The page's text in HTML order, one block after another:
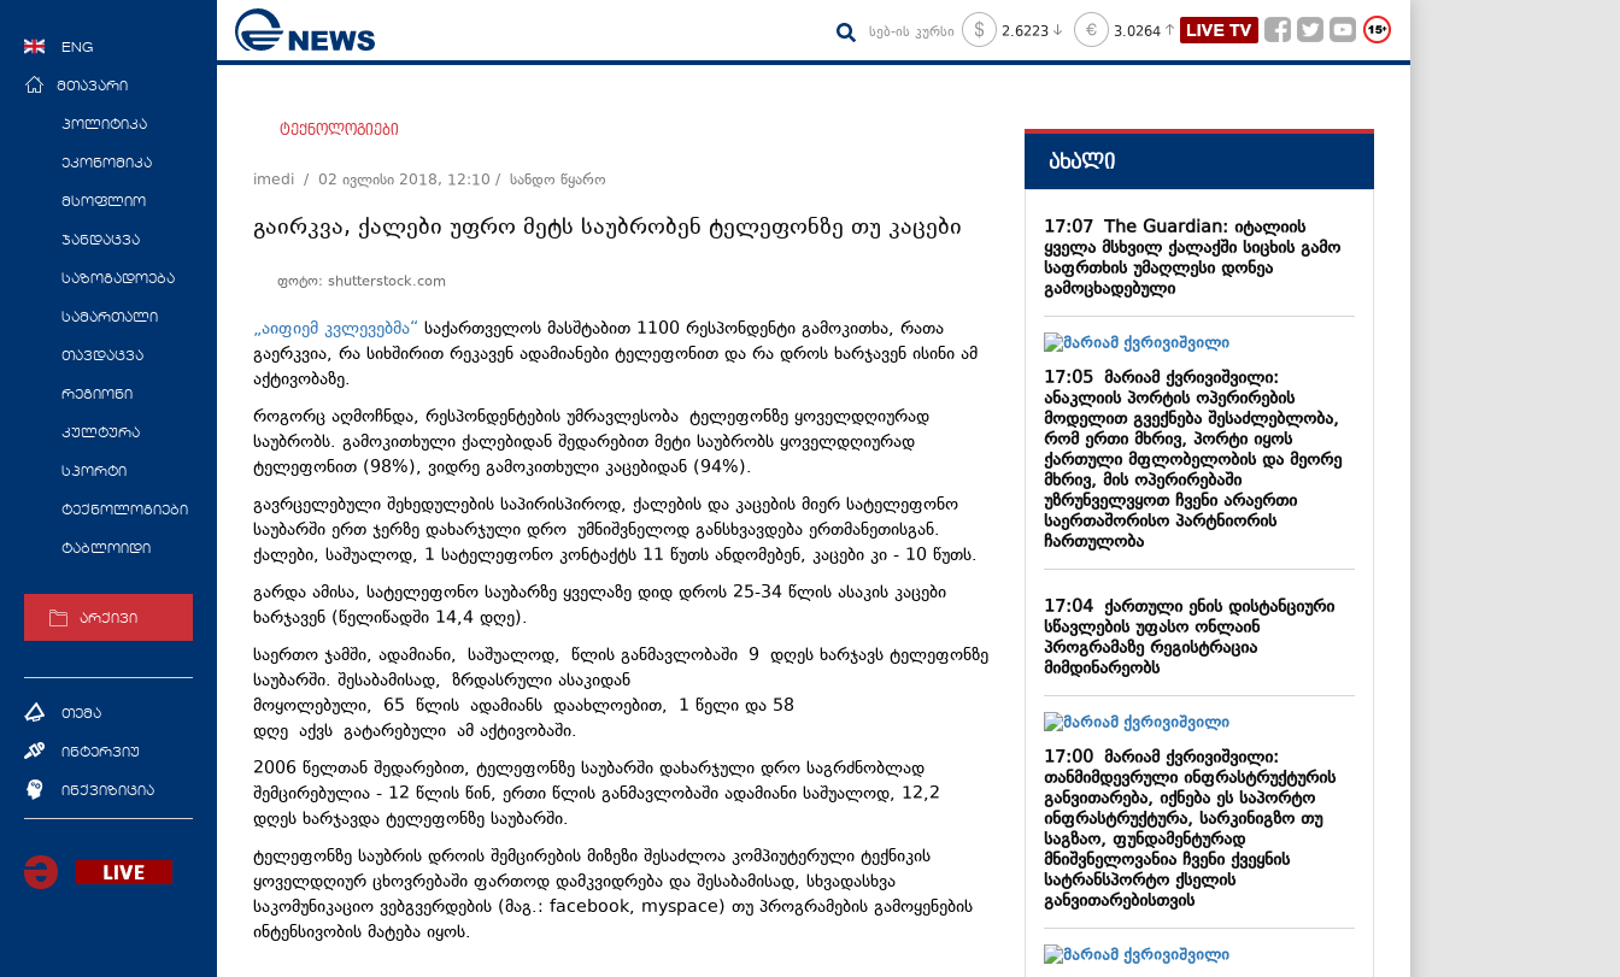
ENG
მთავარი
პოლიტიკა
ეკონომიკა
მსოფლიო
ჯანდაცვა
საზოგადოება
სამართალი
თავდაცვა
რეგიონი
კულტურა
სპორტი
ტექნოლოგიები
ტაბლოიდი
არქივი
თემა
ინტერვიუ
ინქვიზიცია
სებ-ის კურსი 2.6223 3.0264
ტექნოლოგიები
imedi / 02 ივლისი 2018, 12:10 / სანდო წყარო
გაირკვა, ქალები უფრო მეტს საუბრობენ ტელეფონზე თუ კაცები
ფოტო: shutterstock.com
„აიფიემ კვლევებმა“ საქართველოს მასშტაბით 1100 რესპონდენტი გამოკითხა, რათა
გაერკვია, რა სიხშირით რეკავენ ადამიანები ტელეფონით და რა დროს ხარჯავენ ისინი ამ
აქტივობაზე.
როგორც აღმოჩნდა, რესპონდენტების უმრავლესობა ტელეფონზე ყოველდღიურად
საუბრობს. გამოკითხული ქალებიდან შედარებით მეტი საუბრობს ყოველდღიურად
ტელეფონით (98%), ვიდრე გამოკითხული კაცებიდან (94%).
გავრცელებული შეხედულების საპირისპიროდ, ქალების და კაცების მიერ სატელეფონო
საუბარში ერთ ჯერზე დახარჯული დრო უმნიშვნელოდ განსხვავდება ერთმანეთისგან.
ქალები, საშუალოდ, 1 სატელეფონო კონტაქტს 11 წუთს ანდომებენ, კაცები კი - 10 წუთს.
გარდა ამისა, სატელეფონო საუბარზე ყველაზე დიდ დროს 25-34 წლის ასაკის კაცები
ხარჯავენ (წელიწადში 14,4 დღე).
საერთო ჯამში, ადამიანი, საშუალოდ, წლის განმავლობაში 9 დღეს ხარჯავს ტელეფონზე
საუბარში. შესაბამისად, ზრდასრული ასაკიდან
მოყოლებული, 65 წლის ადამიანს დაახლოებით, 1 წელი და 58
დღე აქვს გატარებული ამ აქტივობაში.
2006 წელთან შედარებით, ტელეფონზე საუბარში დახარჯული დრო საგრძნობლად
შემცირებულია - 12 წლის წინ, ერთი წლის განმავლობაში ადამიანი საშუალოდ, 12,2
დღეს ხარჯავდა ტელეფონზე საუბარში.
ტელეფონზე საუბრის დროის შემცირების მიზეზი შესაძლოა კომპიუტერული ტექნიკის
ყოველდღიურ ცხოვრებაში ფართოდ დამკვიდრება და შესაბამისად, სხვადასხვა
საკომუნიკაციო ვებგვერდების (მაგ.: facebook, myspace) თუ პროგრამების გამოყენების
ინტენსივობის მატება იყოს.
ახალი
17:07The Guardian: იტალიის
ყველა მსხვილ ქალაქში სიცხის გამო
საფრთხის უმაღლესი დონეა
გამოცხადებული
17:05მარიამ ქვრივიშვილი:
ანაკლიის პორტის ოპერირების
მოდელით გვექნება შესაძლებლობა,
რომ ერთი მხრივ, პორტი იყოს
ქართული მფლობელობის და მეორე
მხრივ, მის ოპერირებაში
უზრუნველვყოთ ჩვენი არაერთი
საერთაშორისო პარტნიორის
ჩართულობა
17:04ქართული ენის დისტანციური
სწავლების უფასო ონლაინ
პროგრამაზე რეგისტრაცია
მიმდინარეობს
17:00მარიამ ქვრივიშვილი:
თანმიმდევრული ინფრასტრუქტურის
განვითარება, იქნება ეს საპორტო
ინფრასტრუქტურა, სარკინიგზო თუ
საგზაო, ფუნდამენტურად
მნიშვნელოვანია ჩვენი ქვეყნის
სატრანსპორტო ქსელის
განვითარებისთვის